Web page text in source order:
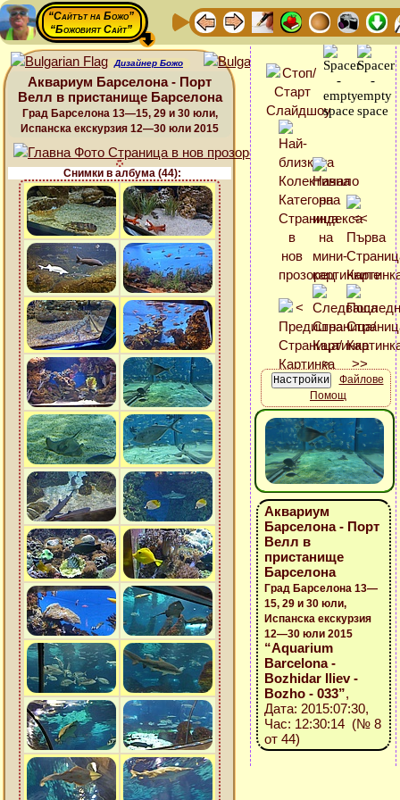
“Сайтът на Божо”
“Божовият Сайт”
Дизайнер Божо
Аквариум Барселона - Порт
Велл в пристанище Барселона
Град Барселона 13—15, 29 и 30 юли,
Испанска екскурзия 12—30 юли 2015
Снимки в албума (44):
Файлове
Помощ
Аквариум
Барселона - Порт
Велл в
пристанище
Барселона
Град Барселона 13—
15, 29 и 30 юли,
Испанска екскурзия
12—30 юли 2015
“Aquarium
Barcelona -
Bozhidar Iliev -
Bozho - 033”,
Дата: 2015:07:30,
Час: 12:30:14 (№ 8
от 44)